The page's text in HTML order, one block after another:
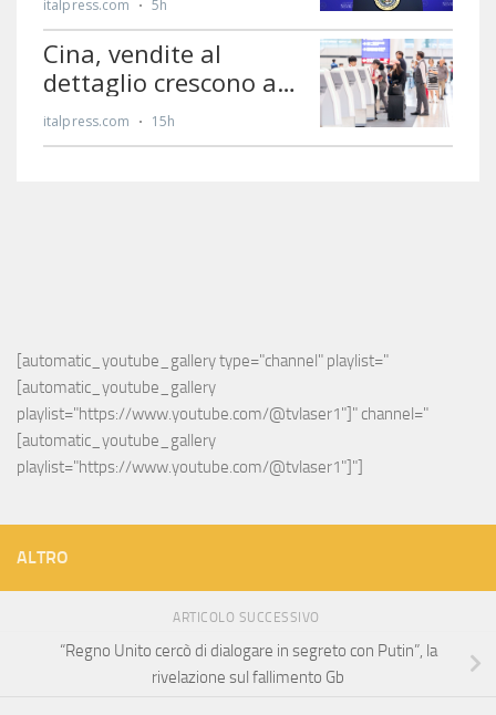
[automatic_youtube_gallery type="channel" playlist="
[automatic_youtube_gallery
playlist="https://www.youtube.com/@tvlaser1"]" channel="
[automatic_youtube_gallery
playlist="https://www.youtube.com/@tvlaser1"]"]
ALTRO
ARTICOLO SUCCESSIVO
“Regno Unito cercò di dialogare in segreto con Putin”, la
rivelazione sul fallimento Gb